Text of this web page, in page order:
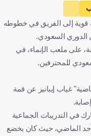
العربية السعودية
قوية إلى الفريق في خطوطه
الدوري السعودي.
على ملعب الإنماء، في
للمحترفين.
غياب إيبانيز عن قمة
في التدريبات الجماعية
الماضي، حيث كان يخضع